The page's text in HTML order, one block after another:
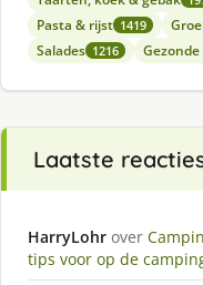
Pasta & rijst 1419
Salades 1216
Laatste
HarryLohr over
tips voor op de